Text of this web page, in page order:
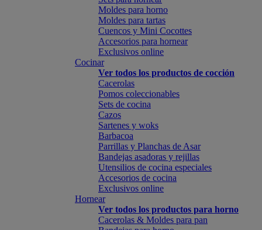
Moldes para horno
Moldes para tartas
Cuencos y Mini Cocottes
Accesorios para hornear
Exclusivos online
Cocinar
Ver todos los productos de cocción
Cacerolas
Pomos coleccionables
Sets de cocina
Cazos
Sartenes y woks
Barbacoa
Parrillas y Planchas de Asar
Bandejas asadoras y rejillas
Utensilios de cocina especiales
Accesorios de cocina
Exclusivos online
Hornear
Ver todos los productos para horno
Cacerolas & Moldes para pan